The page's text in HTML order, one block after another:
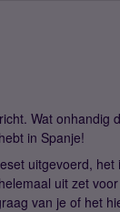
Wat onhandig
in Spanje!
uitgevoerd, het
uit zet
van je of het